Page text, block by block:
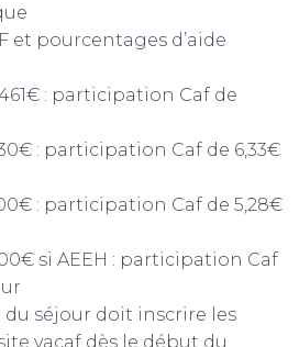
et pourcentages d’aide
: participation Caf de
: participation Caf de 6,33€
: participation Caf de 5,28€
si AEEH : participation Caf
du séjour doit inscrire les
vacaf dès le début du